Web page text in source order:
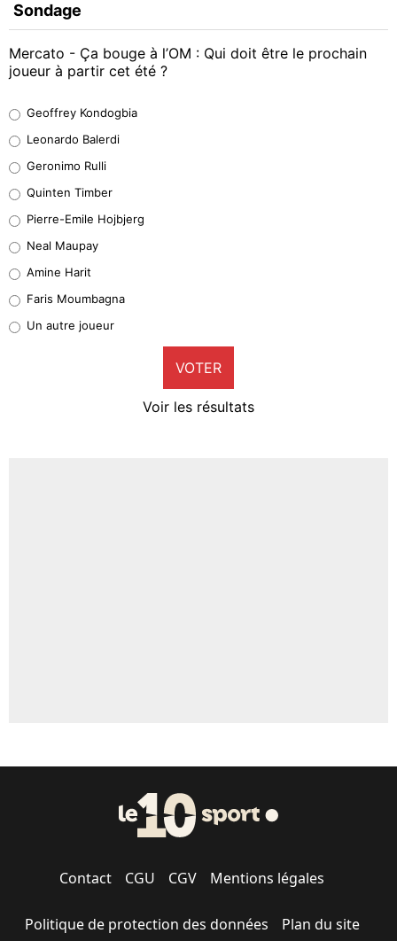
Sondage
Mercato - Ça bouge à l’OM : Qui doit être le prochain
joueur à partir cet été ?
38%
32%
5%
1%
9%
Geoffrey Kondogbia
Leonardo Balerdi
Geronimo Rulli
Quinten Timber
Pierre-Emile Hojbjerg
Neal Maupay
Amine Harit
Faris Moumbagna
Un autre joueur
VOTER
Voir les résultats
Contact CGU CGV Mentions légales
Politique de protection des données Plan du site